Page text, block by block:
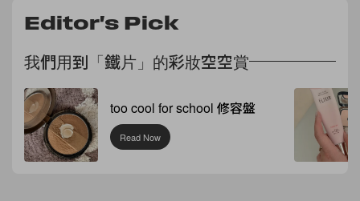
Editor's Pick
我們用到「鐵片」的彩妝空空賞
too cool for school 修容盤
Read Now